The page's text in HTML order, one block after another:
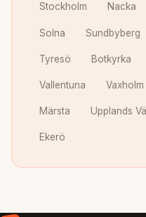
Stockholm Nacka
Solna Sundbyberg
Tyresö Botkyrka
Vallentuna Vaxholm
Märsta Upplands
Ekerö